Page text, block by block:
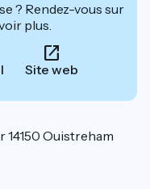
? Rendez-vous sur
plus.
Site web
14150 Ouistreham